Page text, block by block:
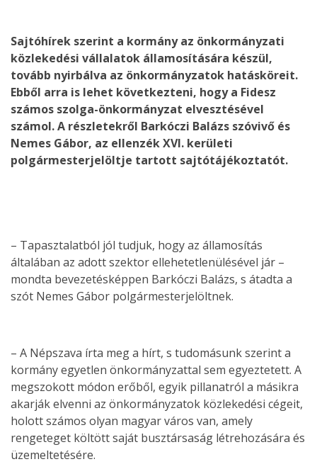
Sajtóhírek szerint a kormány az önkormányzati
közlekedési vállalatok államosítására készül,
tovább nyirbálva az önkormányzatok hatásköreit.
Ebből arra is lehet következteni, hogy a Fidesz
számos szolga-önkormányzat elvesztésével
számol. A részletekről Barkóczi Balázs szóvivő és
Nemes Gábor, az ellenzék XVI. kerületi
polgármesterjelöltje tartott sajtótájékoztatót.
– Tapasztalatból jól tudjuk, hogy az államosítás
általában az adott szektor ellehetetlenülésével jár –
mondta bevezetésképpen Barkóczi Balázs, s átadta a
szót Nemes Gábor polgármesterjelöltnek.
– A Népszava írta meg a hírt, s tudomásunk szerint a
kormány egyetlen önkormányzattal sem egyeztetett. A
megszokott módon erőből, egyik pillanatról a másikra
akarják elvenni az önkormányzatok közlekedési cégeit,
holott számos olyan magyar város van, amely
rengeteget költött saját busztársaság létrehozására és
üzemeltetésére.